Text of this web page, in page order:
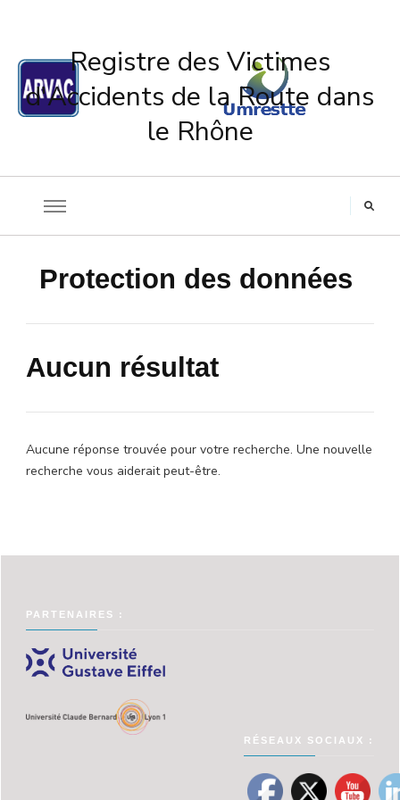
Registre des Victimes
d'Accidents de la Route dans
le Rhône
Protection des données
Aucun résultat
Aucune réponse trouvée pour votre recherche. Une nouvelle
recherche vous aiderait peut-être.
PARTENAIRES :
RÉSEAUX SOCIAUX :